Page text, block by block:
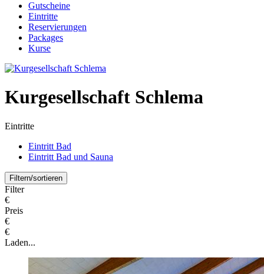
Gutscheine
Eintritte
Reservierungen
Packages
Kurse
Kurgesellschaft Schlema
Eintritte
Eintritt Bad
Eintritt Bad und Sauna
Filtern/sortieren
Filter
€
Preis
€
€
Laden...